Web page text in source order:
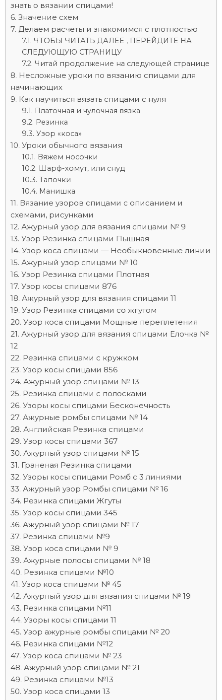
знать о вязании спицами!
Значение схем
Делаем расчеты и знакомимся с плотностью
ЧТОБЫ ЧИТАТЬ ДАЛЕЕ , ПЕРЕЙДИТЕ НА
СЛЕДУЮЩУЮ СТРАНИЦУ
Читай продолжение на следующей странице
Несложные уроки по вязанию спицами для
начинающих
Как научиться вязать спицами с нуля
Платочная и чулочная вязка
Резинка
Узор «коса»
Уроки обычного вязания
Вяжем носочки
Шарф-хомут, или снуд
Тапочки
Манишка
Вязание узоров спицами с описанием и
схемами, рисунками
Ажурный узор для вязания спицами № 9
Узор Резинка спицами Пышная
Узор коса спицами — Необыкновенные линии
Ажурный узор спицами № 10
Узор Резинка спицами Плотная
Узор косы спицами 876
Ажурный узор для вязания спицами 11
Узор Резинка спицами со жгутом
Узор коса спицами Мощные переплетения
Ажурный узор для вязания спицами Елочка №
12
Резинка спицами с кружком
Узор косы спицами 856
Ажурный узор спицами № 13
Резинка спицами с полосками
Узоры косы спицами Бесконечность
Ажурные ромбы спицами № 14
Английская Резинка спицами
Узор косы спицами 367
Ажурный узор спицами № 15
Граненая Резинка спицами
Узоры косы спицами Ромб с 3 линиями
Ажурный узор Ромбы спицами № 16
Резинка спицами Жгуты
Узор косы спицами 345
Ажурный узор спицами № 17
Резинка спицами №9
Узор коса спицами № 9
Ажурные полосы спицами № 18
Резинка спицами №10
Узор коса спицами № 45
Ажурный узор для вязания спицами № 19
Резинка спицами №11
Узоры косы спицами 11
Узор ажурные ромбы спицами № 20
Резинка спицами №12
Узор коса спицами № 23
Ажурный узор спицами № 21
Резинка спицами №13
Узор коса спицами 13